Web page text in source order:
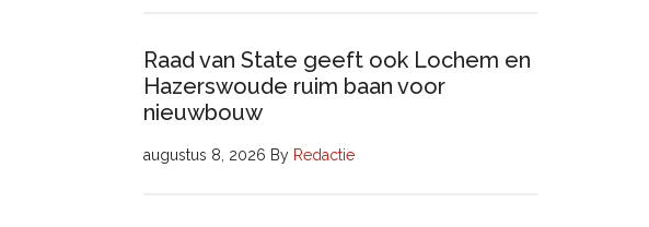
Raad van State geeft ook Lochem en
Hazerswoude ruim baan voor
nieuwbouw
augustus 8, 2026 By Redactie